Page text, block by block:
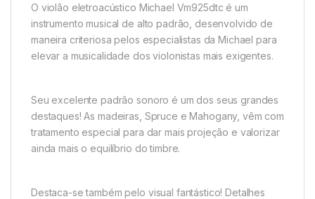
O violão eletroacústico Michael Vm925dtc é um
instrumento musical de alto padrão, desenvolvido de
maneira criteriosa pelos especialistas da Michael para
elevar a musicalidade dos violonistas mais exigentes.
Seu excelente padrão sonoro é um dos seus grandes
destaques! As madeiras, Spruce e Mahogany, vêm com
tratamento especial para dar mais projeção e valorizar
ainda mais o equilíbrio do timbre.
Destaca-se também pelo visual fantástico! Detalhes